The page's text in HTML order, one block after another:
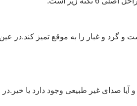
و گرد و غبار را به موقع تمیز کند.در
صدای غیر طبیعی وجود دارد یا